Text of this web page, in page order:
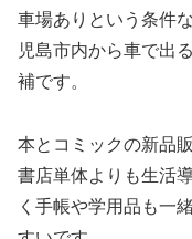
車場ありという条件
児島市内から車で出
補です。
本とコミックの新品
書店単体よりも生活
く手帳や学用品も一